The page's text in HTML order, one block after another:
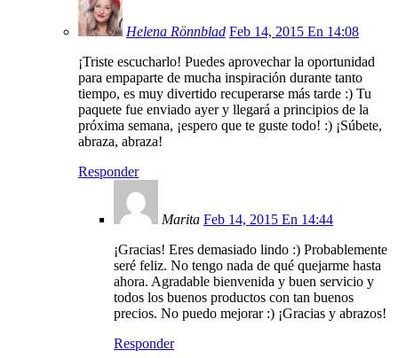
Helena Rönnblad Feb 14, 2015 En 14:08
¡Triste escucharlo! Puedes aprovechar la oportunidad
para empaparte de mucha inspiración durante tanto
tiempo, es muy divertido recuperarse más tarde :) Tu
paquete fue enviado ayer y llegará a principios de la
próxima semana, ¡espero que te guste todo! :) ¡Súbete,
abraza, abraza!
Responder
Marita Feb 14, 2015 En 14:44
¡Gracias! Eres demasiado lindo :) Probablemente
seré feliz. No tengo nada de qué quejarme hasta
ahora. Agradable bienvenida y buen servicio y
todos los buenos productos con tan buenos
precios. No puedo mejorar :) ¡Gracias y abrazos!
Responder